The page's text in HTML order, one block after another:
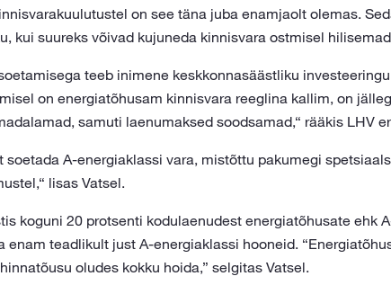
on see täna juba enamjaolt olemas.
kui suureks võivad kujuneda kinnisvara ostmisel
teeb inimene keskkonnasäästliku
on energiatõhusam kinnisvara reeglina kallim, on
samuti laenumaksed soodsamad,“ rääkis LHV
soetada A-energiaklassi vara, mistõttu pakumegi
lisas Vatsel.
koguni 20 protsenti kodulaenudest energiatõhusate ehk
enam teadlikult just A-energiaklassi hooneid.
oludes kokku hoida,” selgitas Vatsel.